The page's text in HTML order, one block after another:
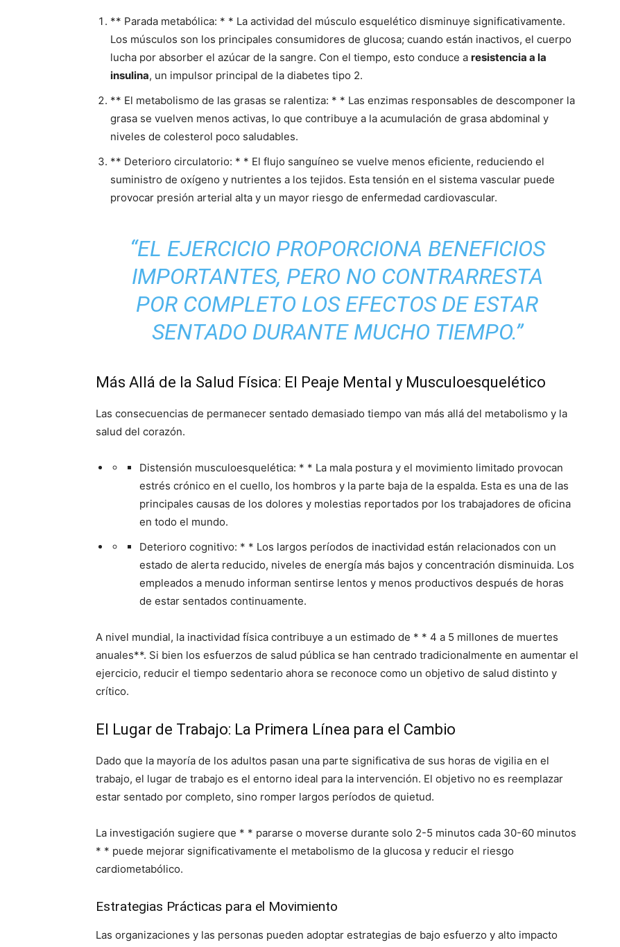
** Parada metabólica: * * La actividad del músculo esquelético disminuye significativamente.
Los músculos son los principales consumidores de glucosa; cuando están inactivos, el cuerpo
lucha por absorber el azúcar de la sangre. Con el tiempo, esto conduce a resistencia a la
insulina, un impulsor principal de la diabetes tipo 2.
** El metabolismo de las grasas se ralentiza: * * Las enzimas responsables de descomponer la
grasa se vuelven menos activas, lo que contribuye a la acumulación de grasa abdominal y
niveles de colesterol poco saludables.
** Deterioro circulatorio: * * El flujo sanguíneo se vuelve menos eficiente, reduciendo el
suministro de oxígeno y nutrientes a los tejidos. Esta tensión en el sistema vascular puede
provocar presión arterial alta y un mayor riesgo de enfermedad cardiovascular.
“EL EJERCICIO PROPORCIONA BENEFICIOS
IMPORTANTES, PERO NO CONTRARRESTA
POR COMPLETO LOS EFECTOS DE ESTAR
SENTADO DURANTE MUCHO TIEMPO.”
Más Allá de la Salud Física: El Peaje Mental y Musculoesquelético
Las consecuencias de permanecer sentado demasiado tiempo van más allá del metabolismo y la
salud del corazón.
Distensión musculoesquelética: * * La mala postura y el movimiento limitado provocan
estrés crónico en el cuello, los hombros y la parte baja de la espalda. Esta es una de las
principales causas de los dolores y molestias reportados por los trabajadores de oficina
en todo el mundo.
Deterioro cognitivo: * * Los largos períodos de inactividad están relacionados con un
estado de alerta reducido, niveles de energía más bajos y concentración disminuida. Los
empleados a menudo informan sentirse lentos y menos productivos después de horas
de estar sentados continuamente.
A nivel mundial, la inactividad física contribuye a un estimado de * * 4 a 5 millones de muertes
anuales**. Si bien los esfuerzos de salud pública se han centrado tradicionalmente en aumentar el
ejercicio, reducir el tiempo sedentario ahora se reconoce como un objetivo de salud distinto y
crítico.
El Lugar de Trabajo: La Primera Línea para el Cambio
Dado que la mayoría de los adultos pasan una parte significativa de sus horas de vigilia en el
trabajo, el lugar de trabajo es el entorno ideal para la intervención. El objetivo no es reemplazar
estar sentado por completo, sino romper largos períodos de quietud.
La investigación sugiere que * * pararse o moverse durante solo 2-5 minutos cada 30-60 minutos
* * puede mejorar significativamente el metabolismo de la glucosa y reducir el riesgo
cardiometabólico.
Estrategias Prácticas para el Movimiento
Las organizaciones y las personas pueden adoptar estrategias de bajo esfuerzo y alto impacto